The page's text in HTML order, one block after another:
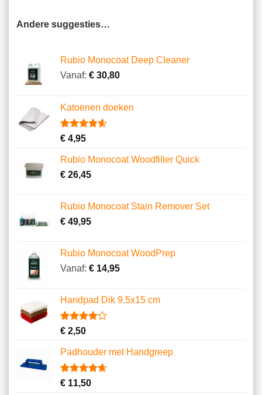
Andere suggesties…
Rubio Monocoat Deep Cleaner
Vanaf: €30,80
Katoenen doeken
Gewaardeerd
gebaseerd
op
13
klantbeoordelingen
€4,95
Rubio Monocoat Woodfiller Quick
€26,45
Rubio Monocoat Stain Remover Set
€49,95
Rubio Monocoat WoodPrep
Vanaf: €14,95
Handpad Dik 9.5x15 cm
Gewaardeerd
5
gebaseerd
op
3
€2,50
Padhouder met Handgreep
Gewaardeerd
6
€11,50